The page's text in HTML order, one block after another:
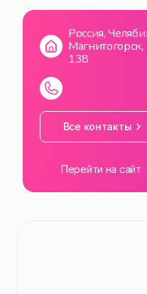
Россия,
138
Все контакты
Перейти на сайт